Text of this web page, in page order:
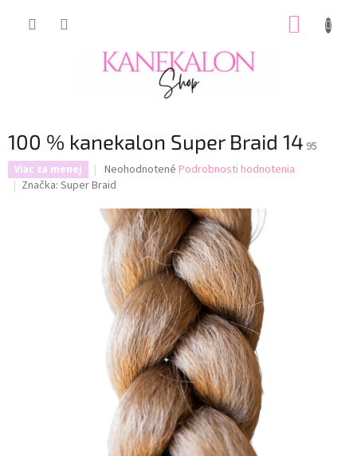
100 % kanekalon Super Braid 14 95
Viac za menej
Priemerné
hodnotenie
je
0,0
z
hviezdičiek.
Neohodnotené Podrobnosti hodnotenia
Značka: Super Braid